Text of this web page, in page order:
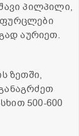
პილპილი,
აურიეთ.
ზეთში,
500-600